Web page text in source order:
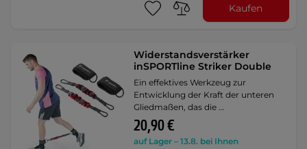
Kaufen
Widerstandsverstärker
inSPORTline Striker Double
Ein effektives Werkzeug zur
Entwicklung der Kraft der unteren
Gliedmaßen, das die …
20,90 €
auf Lager – 13.8. bei Ihnen